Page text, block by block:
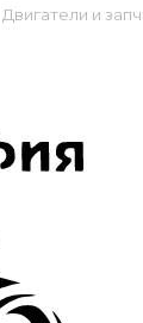
Двигатели и